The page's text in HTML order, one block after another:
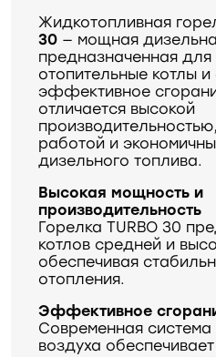
Жидкотопливная
30 — мощная
предназначенная для
отопительные котлы
эффективное
отличается высокой
работой и
дизельного топлива.
Высокая мощность и
производительность
Горелка TURBO 30
котлов средней и
обеспечивая
отопления.
Эффективное
Современная
воздуха